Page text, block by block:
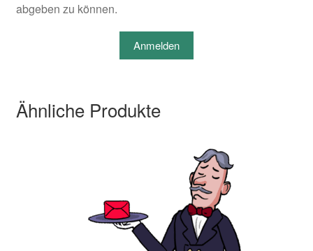
abgeben zu können.
Anmelden
Ähnliche Produkte